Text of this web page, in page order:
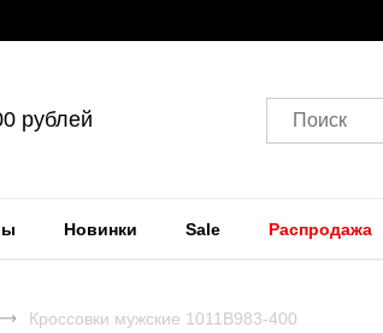
рублей Поиск
Новинки Sale Распродажа
Кроссовки мужские 1011B983-400